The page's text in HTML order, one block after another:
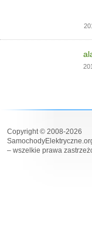
Copyright © 2008-2026
– wszelkie prawa